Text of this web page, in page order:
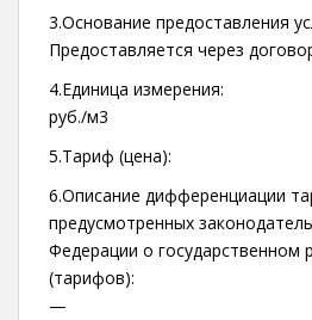
3.Основание предоставления
Предоставляется через
4.Единица измерения:
руб./м3
5.Тариф (цена):
6.Описание дифференциации
предусмотренных
Федерации о государственном
(тарифов):
—